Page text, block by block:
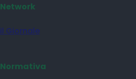
Network
il Giornale
Normativa